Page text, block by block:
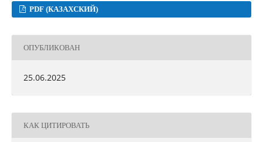
PDF (КАЗАХСКИЙ)
ОПУБЛИКОВАН
25.06.2025
КАК ЦИТИРОВАТЬ